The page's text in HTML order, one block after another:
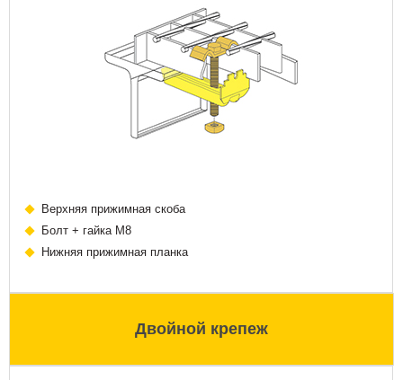
Верхняя прижимная скоба
Болт + гайка М8
Нижняя прижимная планка
Двойной крепеж